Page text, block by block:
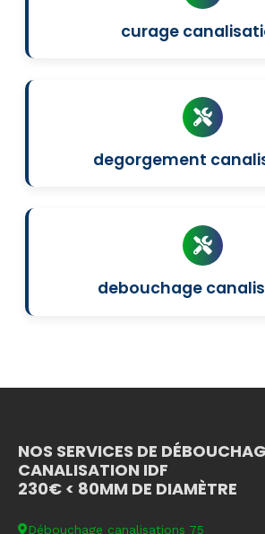
curage
degorgement
debouchage
NOS SERVICES DE
CANALISATION IDF
230€ < 80MM DE DIAMÈTRE
Débouchage canalisations 75